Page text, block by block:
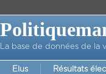
La base de données de la
Elus Résultats